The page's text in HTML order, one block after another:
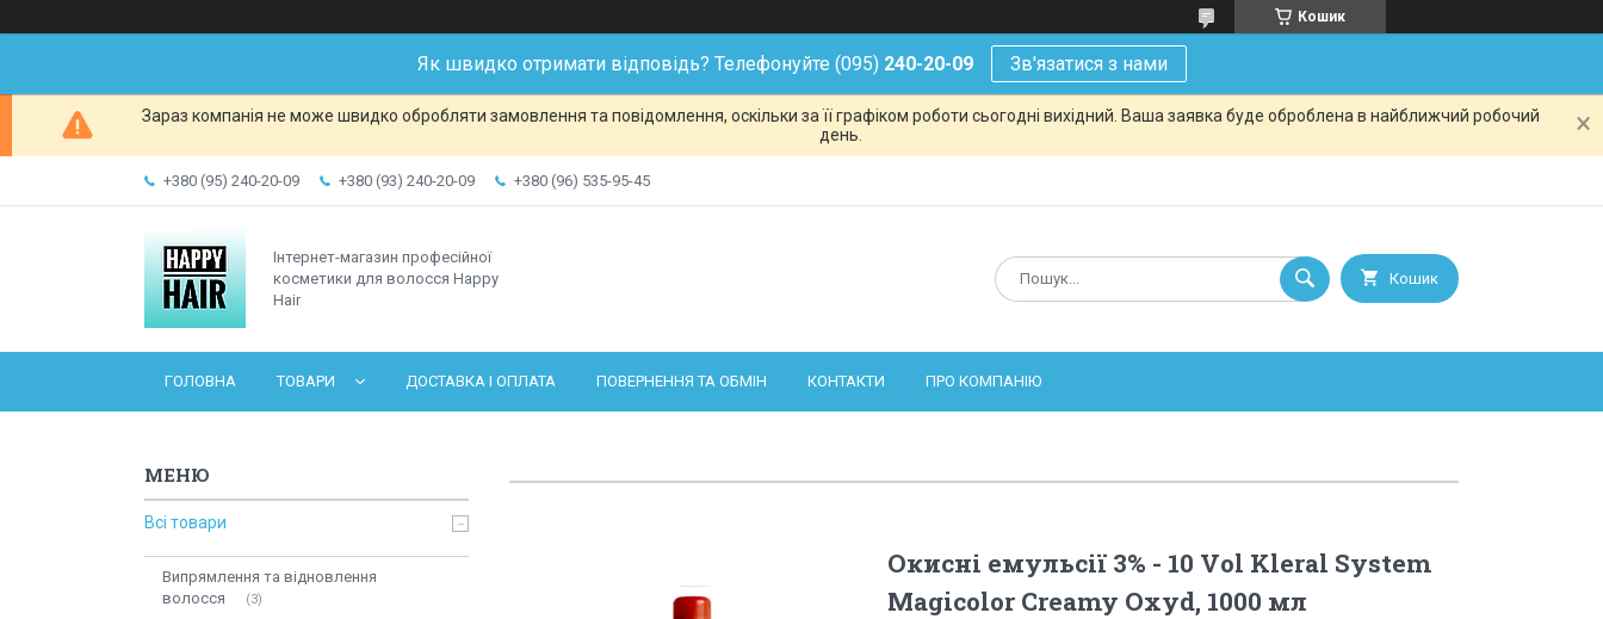
Кошик
Як швидко отримати відповідь? Телефонуйте (095) 240-20-09 Зв'язатися з нами
Зараз компанія не може швидко обробляти замовлення та повідомлення, оскільки за її графіком роботи сьогодні вихідний. Ваша заявка буде оброблена в найближчий робочий
день.
+380 (95) 240-20-09 +380 (93) 240-20-09 +380 (96) 535-95-45
Інтернет-магазин професійної
косметики для волосся Happy
Hair
Кошик
ГОЛОВНА ТОВАРИ ДОСТАВКА І ОПЛАТА ПОВЕРНЕННЯ ТА ОБМІН КОНТАКТИ ПРО КОМПАНІЮ
Окисні емульсії 3% - 10 Vol Kleral System
Magicolor Creamy Oxyd, 1000 мл
Всі товари
Випрямлення та відновлення
волосся
3